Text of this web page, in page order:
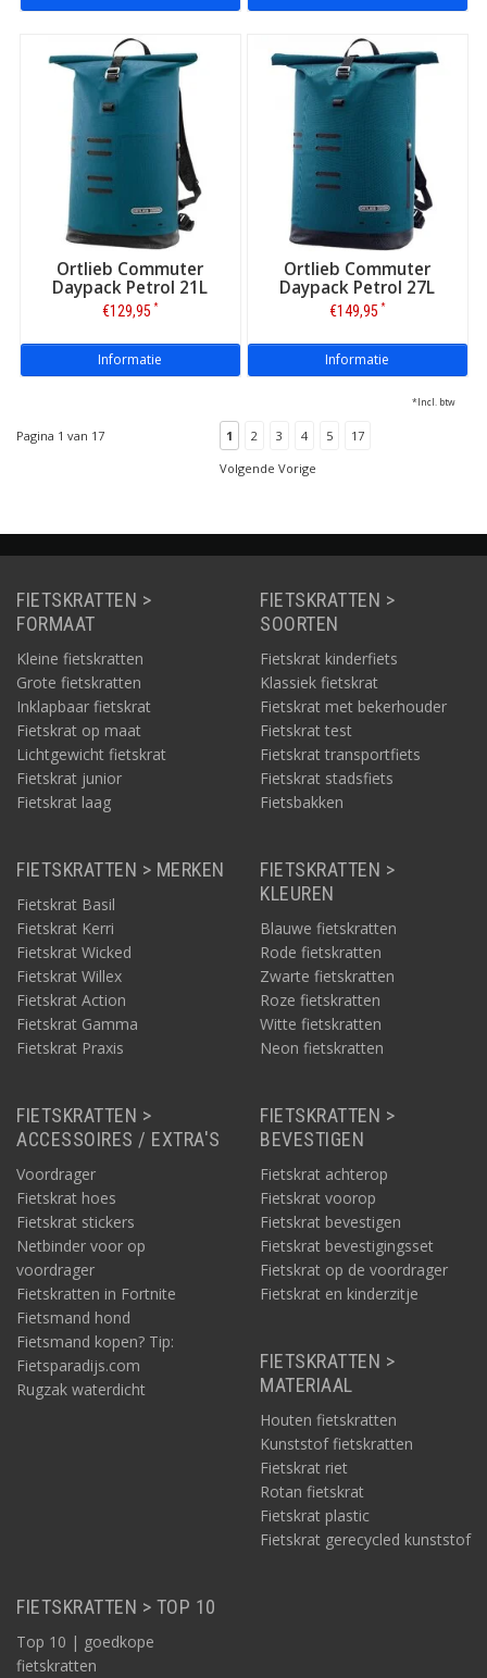
Ortlieb Commuter
Daypack Petrol 21L
€129,95 *
Informatie
Ortlieb Commuter
Daypack Petrol 27L
€149,95 *
Informatie
*Incl. btw
Pagina 1 van 17 1 2 3 4 5
17
Volgende Vorige
FIETSKRATTEN >
FORMAAT
Kleine fietskratten
Grote fietskratten
Inklapbaar fietskrat
Fietskrat op maat
Lichtgewicht fietskrat
Fietskrat junior
Fietskrat laag
FIETSKRATTEN >
SOORTEN
Fietskrat kinderfiets
Klassiek fietskrat
Fietskrat met bekerhouder
Fietskrat test
Fietskrat transportfiets
Fietskrat stadsfiets
Fietsbakken
FIETSKRATTEN > MERKEN
Fietskrat Basil
Fietskrat Kerri
Fietskrat Wicked
Fietskrat Willex
Fietskrat Action
Fietskrat Gamma
Fietskrat Praxis
FIETSKRATTEN >
KLEUREN
Blauwe fietskratten
Rode fietskratten
Zwarte fietskratten
Roze fietskratten
Witte fietskratten
Neon fietskratten
FIETSKRATTEN >
ACCESSOIRES / EXTRA'S
Voordrager
Fietskrat hoes
Fietskrat stickers
Netbinder voor op
voordrager
Fietskratten in Fortnite
Fietsmand hond
Fietsmand kopen? Tip:
Fietsparadijs.com
Rugzak waterdicht
FIETSKRATTEN >
BEVESTIGEN
Fietskrat achterop
Fietskrat voorop
Fietskrat bevestigen
Fietskrat bevestigingsset
Fietskrat op de voordrager
Fietskrat en kinderzitje
FIETSKRATTEN >
MATERIAAL
Houten fietskratten
Kunststof fietskratten
Fietskrat riet
Rotan fietskrat
Fietskrat plastic
Fietskrat gerecycled kunststof
FIETSKRATTEN > TOP 10
Top 10 | goedkope
fietskratten